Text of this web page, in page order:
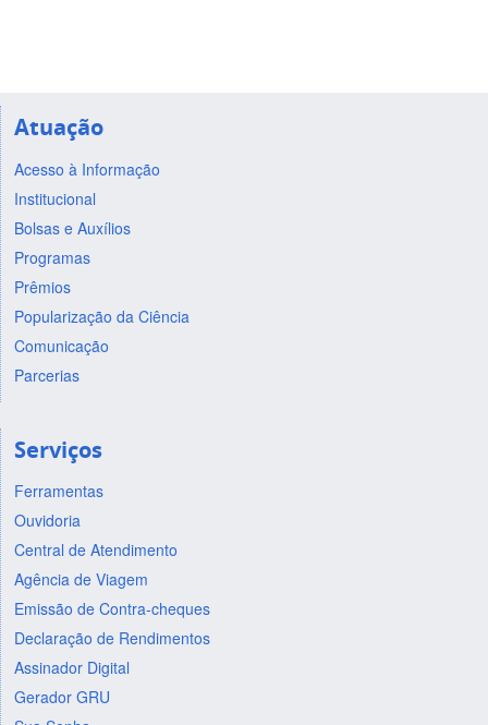
Atuação
Acesso à Informação
Institucional
Bolsas e Auxílios
Programas
Prêmios
Popularização da Ciência
Comunicação
Parcerias
Serviços
Ferramentas
Ouvidoria
Central de Atendimento
Agência de Viagem
Emissão de Contra-cheques
Declaração de Rendimentos
Assinador Digital
Gerador GRU